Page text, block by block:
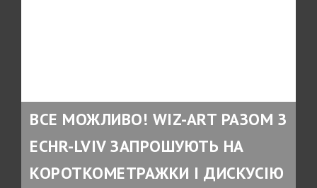
ВСЕ МОЖЛИВО! WIZ-ART РАЗОМ З
ECHR-LVIV ЗАПРОШУЮТЬ НА
КОРОТКОМЕТРАЖКИ І ДИСКУСІЮ